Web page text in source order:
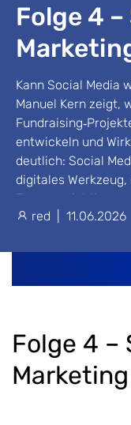
Folge 4
Kann Social Media
Manuel Kern zeigt,
entwickeln und
deutlich: Social
digitales
Themen sichtbar zu
red
11.06.2026
Folge 4 –
Marketing